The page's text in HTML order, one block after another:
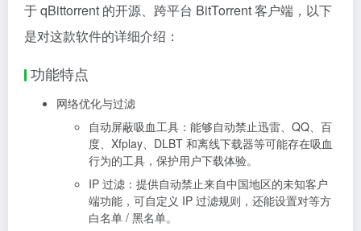
于 qBittorrent 的开源、跨平台 BitTorrent 客户端，以下
是对这款软件的详细介绍：
功能特点
网络优化与过滤
自动屏蔽吸血工具：能够自动禁止迅雷、QQ、百
度、Xfplay、DLBT 和离线下载器等可能存在吸血
行为的工具，保护用户下载体验。
IP 过滤：提供自动禁止来自中国地区的未知客户
端功能，可自定义 IP 过滤规则，还能设置对等方
白名单 / 黑名单。